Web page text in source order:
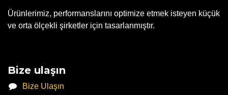
Ürünlerimiz, performanslarını optimize etmek isteyen küçük
ve orta ölçekli şirketler için tasarlanmıştır.
Bize ulaşın
Bize Ulaşın